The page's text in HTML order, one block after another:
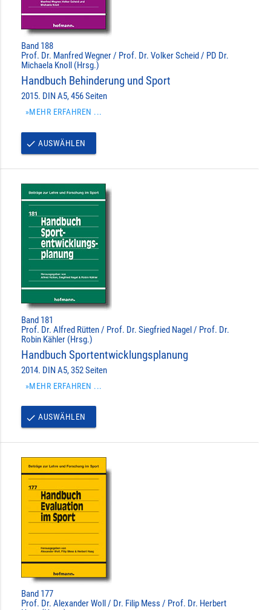
Band 188
Prof. Dr. Manfred Wegner / Prof. Dr. Volker Scheid / PD Dr.
Michaela Knoll (Hrsg.)
Handbuch Behinderung und Sport
2015. DIN A5, 456 Seiten
»MEHR ERFAHREN ...
done AUSWÄHLEN
Band 181
Prof. Dr. Alfred Rütten / Prof. Dr. Siegfried Nagel / Prof. Dr.
Robin Kähler (Hrsg.)
Handbuch Sportentwicklungsplanung
2014. DIN A5, 352 Seiten
»MEHR ERFAHREN ...
done AUSWÄHLEN
Band 177
Prof. Dr. Alexander Woll / Dr. Filip Mess / Prof. Dr. Herbert